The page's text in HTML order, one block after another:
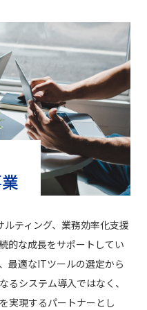
ティング、業務効率化支援
的な成長をサポートしてい
最適なITツールの選定から
るシステム導入ではなく、
実現するパートナーとし